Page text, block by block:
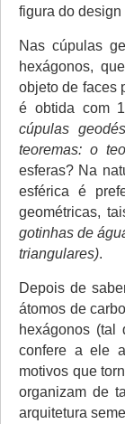
figura do
Nas cúpulas
hexágonos,
objeto de faces
é obtida com
cúpulas
teoremas: o
esferas? Na
esférica é
geométricas,
gotinhas de
triangulares).
Depois de
átomos de
hexágonos (tal
confere a ele
motivos que
organizam de
arquitetura